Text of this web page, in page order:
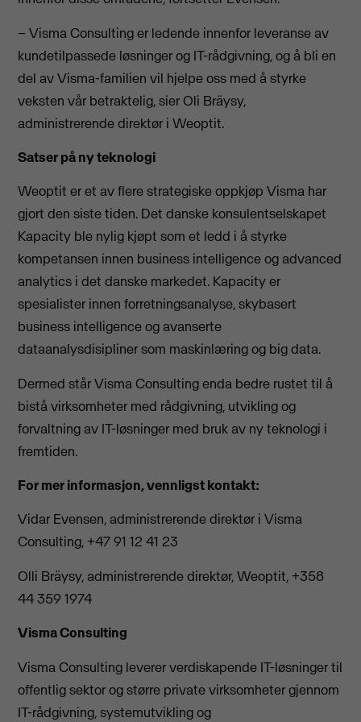
– Visma Consulting er ledende innenfor leveranse av
kundetilpassede løsninger og IT-rådgivning, og å bli en
del av Visma-familien vil hjelpe oss med å styrke
veksten vår betraktelig, sier Oli Bräysy,
administrerende direktør i Weoptit.
Satser på ny teknologi
Weoptit er et av flere strategiske oppkjøp Visma har
gjort den siste tiden. Det danske konsulentselskapet
Kapacity ble nylig kjøpt som et ledd i å styrke
kompetansen innen business intelligence og advanced
analytics i det danske markedet. Kapacity er
spesialister innen forretningsanalyse, skybasert
business intelligence og avanserte
dataanalysdisipliner som maskinlæring og big data.
Dermed står Visma Consulting enda bedre rustet til å
bistå virksomheter med rådgivning, utvikling og
forvaltning av IT-løsninger med bruk av ny teknologi i
fremtiden.
For mer informasjon, vennligst kontakt:
Vidar Evensen, administrerende direktør i Visma
Consulting, +47 91 12 41 23
Olli Bräysy, administrerende direktør, Weoptit, +358
44 359 1974
Visma Consulting
Visma Consulting leverer verdiskapende IT-løsninger til
offentlig sektor og større private virksomheter gjennom
IT-rådgivning, systemutvikling og